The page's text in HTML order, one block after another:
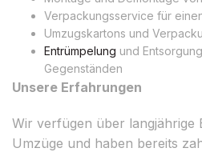
Verpackungsservice für
Umzugskartons und
Entrümpelung und
Gegenständen
Unsere Erfahrungen
Wir verfügen über langjährige
Umzüge und haben bereits